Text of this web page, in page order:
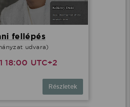
fellépés
udvara)
18:00 UTC+2
Részletek